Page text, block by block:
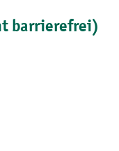
barrierefrei)